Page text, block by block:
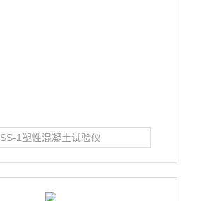
SS-1塑性混凝土试验仪